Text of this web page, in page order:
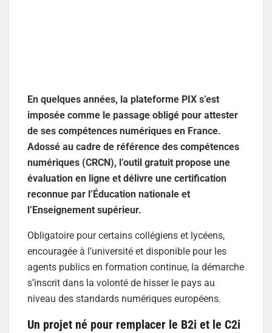
En quelques années, la plateforme PIX s’est
imposée comme le passage obligé pour attester
de ses compétences numériques en France.
Adossé au cadre de référence des compétences
numériques (CRCN), l’outil gratuit propose une
évaluation en ligne et délivre une certification
reconnue par l’Éducation nationale et
l’Enseignement supérieur.
Obligatoire pour certains collégiens et lycéens,
encouragée à l’université et disponible pour les
agents publics en formation continue, la démarche
s’inscrit dans la volonté de hisser le pays au
niveau des standards numériques européens.
Un projet né pour remplacer le B2i et le C2i